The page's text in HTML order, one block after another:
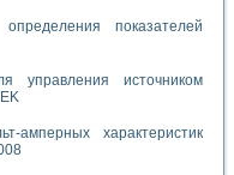
показателей
управления источником
амперных характеристик